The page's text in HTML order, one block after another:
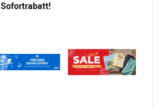
Sofortrabatt!